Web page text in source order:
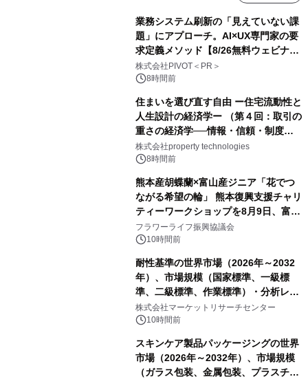
業務システム刷新の「見えていない課
題」にアプローチ。AI×UX専門家の要
求定義メソッド【8/26無料ウェビナ
ー】株式会社PIVOT
株式会社PIVOT＜PR＞
8時間前
住まいを選び直す自由 ー住宅流動性と
人生設計の経済学ー （第４回：取引の
重さの経済学──情報・信頼・制度を
PropTechはどう組み替えるか）｜
PropTech-Lab
株式会社property technologies
8時間前
熊本産胡蝶蘭×富山産ジニア「花でつ
ながる希望の輪」 熊本復興支援チャリ
ティーワークショップを8月9日、富
山・射水で開催
フラワーライフ振興協議会
10時間前
耐性基準の世界市場（2026年～2032
年）、市場規模（国家標準、一級標
準、二級標準、作業標準）・分析レポ
ートを発表
株式会社マーケットリサーチセンター
10時間前
スキンケア製品パッケージングの世界
市場（2026年～2032年）、市場規模
（ガラス包装、金属包装、プラスチッ